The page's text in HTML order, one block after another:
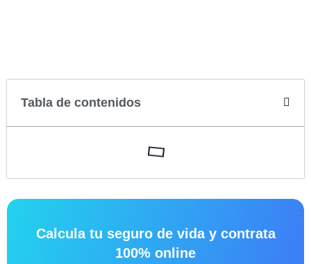
Tabla de contenidos
Calcula tu seguro de vida y contrata
100% online